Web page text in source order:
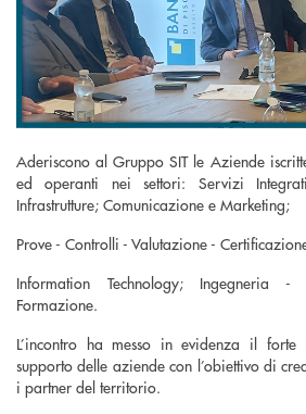
Aderiscono al Gruppo SIT le Aziende
ed operanti nei settori: Servizi
Infrastrutture; Comunicazione e Marketing;
Prove - Controlli - Valutazione -
Information Technology; Ingegneria
Formazione.
L’incontro ha messo in evidenza il
supporto delle aziende con l’obiettivo di
i partner del territorio.